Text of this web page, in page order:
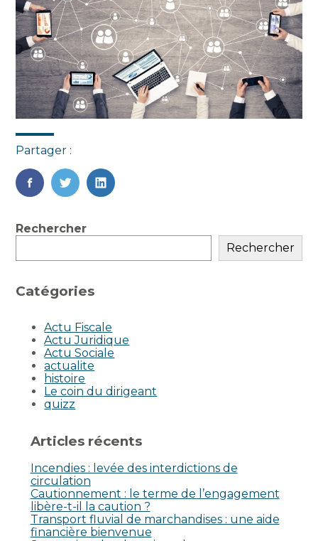
Partager :
FaceBook
TwitterLinkedIn
Blog
Rechercher
Rechercher
Catégories
Actu Fiscale
Actu Juridique
Actu Sociale
actualite
histoire
Le coin du dirigeant
quizz
Articles récents
Incendies : levée des interdictions de
circulation
Cautionnement : le terme de l’engagement
libère-t-il la caution ?
Transport fluvial de marchandises : une aide
financière bienvenue